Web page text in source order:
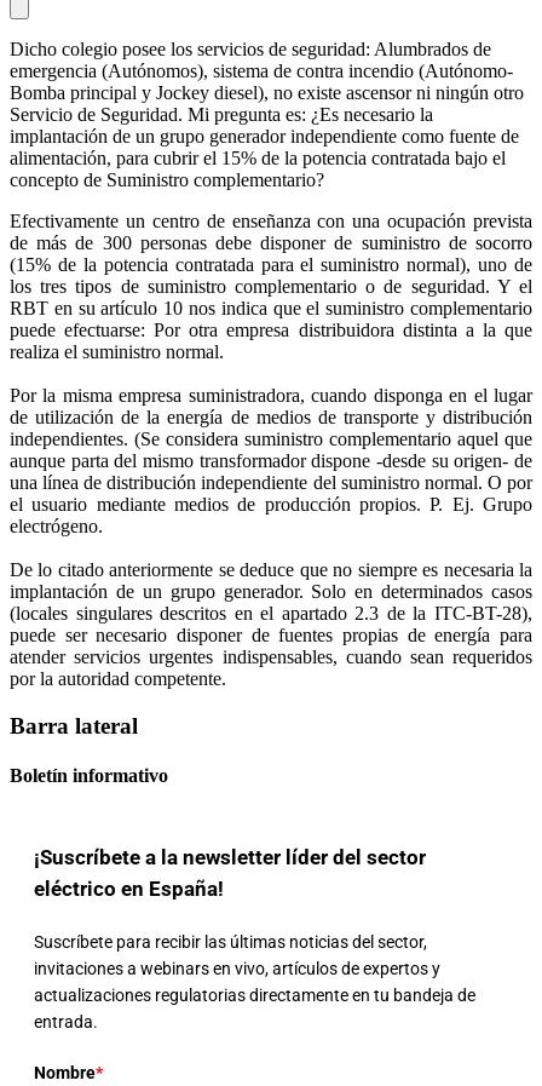
Dicho colegio posee los servicios de seguridad: Alumbrados de
emergencia (Autónomos), sistema de contra incendio (Autónomo-
Bomba principal y Jockey diesel), no existe ascensor ni ningún otro
Servicio de Seguridad. Mi pregunta es: ¿Es necesario la
implantación de un grupo generador independiente como fuente de
alimentación, para cubrir el 15% de la potencia contratada bajo el
concepto de Suministro complementario?
Efectivamente un centro de enseñanza con una ocupación prevista
de más de 300 personas debe disponer de suministro de socorro
(15% de la potencia contratada para el suministro normal), uno de
los tres tipos de suministro complementario o de seguridad. Y el
RBT en su artículo 10 nos indica que el suministro complementario
puede efectuarse: Por otra empresa distribuidora distinta a la que
realiza el suministro normal.
Por la misma empresa suministradora, cuando disponga en el lugar
de utilización de la energía de medios de transporte y distribución
independientes. (Se considera suministro complementario aquel que
aunque parta del mismo transformador dispone -desde su origen- de
una línea de distribución independiente del suministro normal. O por
el usuario mediante medios de producción propios. P. Ej. Grupo
electrógeno.
De lo citado anteriormente se deduce que no siempre es necesaria la
implantación de un grupo generador. Solo en determinados casos
(locales singulares descritos en el apartado 2.3 de la ITC-BT-28),
puede ser necesario disponer de fuentes propias de energía para
atender servicios urgentes indispensables, cuando sean requeridos
por la autoridad competente.
Barra lateral
Boletín informativo
¡Suscríbete a la newsletter líder del sector
eléctrico en España!
Suscríbete para recibir las últimas noticias del sector,
invitaciones a webinars en vivo, artículos de expertos y
actualizaciones regulatorias directamente en tu bandeja de
entrada.
Nombre*